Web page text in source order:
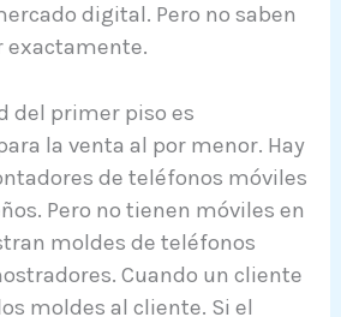
digital. Pero no saben
exactamente.
del primer piso es
la venta al por menor. Hay
de teléfonos móviles
Pero no tienen móviles en
moldes de teléfonos
Cuando un cliente
moldes al cliente. Si el